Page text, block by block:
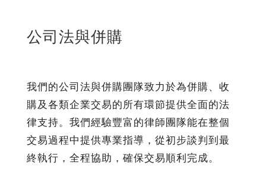
公司法與併購
我們的公司法與併購團隊致力於為併購、收
購及各類企業交易的所有環節提供全面的法
律支持。我們經驗豐富的律師團隊能在整個
交易過程中提供專業指導，從初步談判到最
終執行，全程協助，確保交易順利完成。